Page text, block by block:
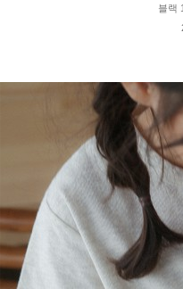
블랙